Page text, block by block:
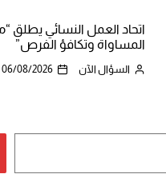
اتحاد العمل النسائي يطلق
المساواة وتكافؤ الفرص”
السؤال الآن 06/08/2026